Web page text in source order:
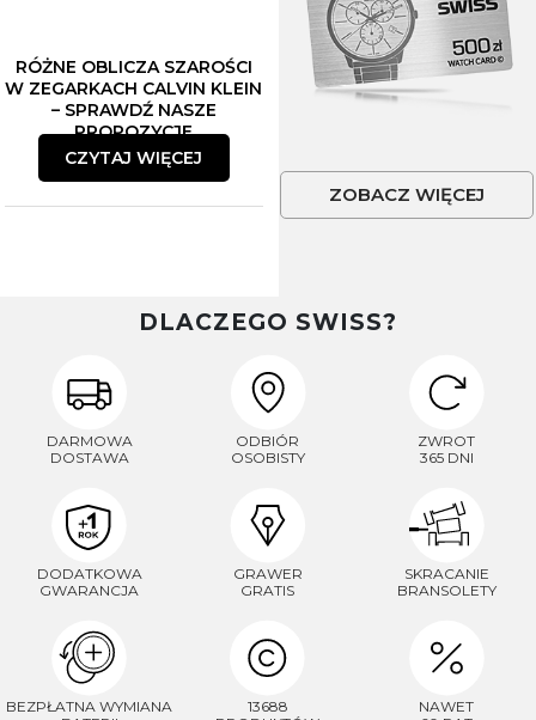
RÓŻNE OBLICZA SZAROŚCI
W ZEGARKACH CALVIN KLEIN
– SPRAWDŹ NASZE
PROPOZYCJE
CZYTAJ WIĘCEJ
ZOBACZ WIĘCEJ
DLACZEGO SWISS?
DARMOWA
DOSTAWA
ODBIÓR
OSOBISTY
ZWROT
365 DNI
DODATKOWA
GWARANCJA
GRAWER
GRATIS
SKRACANIE
BRANSOLETY
BEZPŁATNA WYMIANA
13688
NAWET